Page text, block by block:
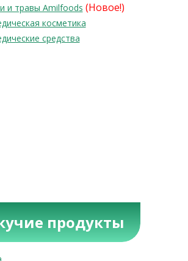
и травы Amilfoods (Новое!)
косметика
средства
продукты